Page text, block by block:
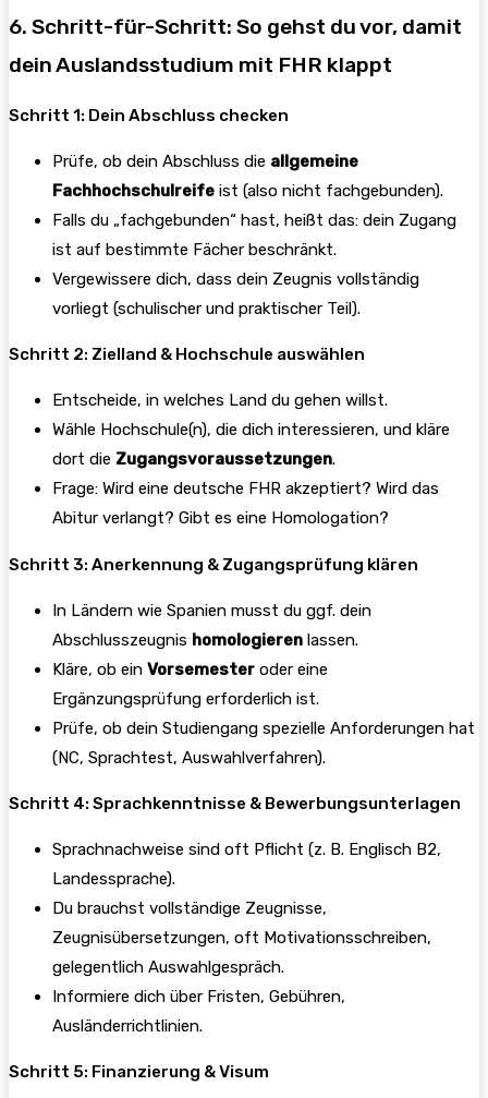
6. Schritt-für-Schritt: So gehst du vor, damit
dein Auslandsstudium mit FHR klappt
Schritt 1: Dein Abschluss checken
Prüfe, ob dein Abschluss die allgemeine
Fachhochschulreife ist (also nicht fachgebunden).
Falls du „fachgebunden“ hast, heißt das: dein Zugang
ist auf bestimmte Fächer beschränkt.
Vergewissere dich, dass dein Zeugnis vollständig
vorliegt (schulischer und praktischer Teil).
Schritt 2: Zielland & Hochschule auswählen
Entscheide, in welches Land du gehen willst.
Wähle Hochschule(n), die dich interessieren, und kläre
dort die Zugangsvoraussetzungen.
Frage: Wird eine deutsche FHR akzeptiert? Wird das
Abitur verlangt? Gibt es eine Homologation?
Schritt 3: Anerkennung & Zugangsprüfung klären
In Ländern wie Spanien musst du ggf. dein
Abschlusszeugnis homologieren lassen.
Kläre, ob ein Vorsemester oder eine
Ergänzungsprüfung erforderlich ist.
Prüfe, ob dein Studiengang spezielle Anforderungen hat
(NC, Sprachtest, Auswahlverfahren).
Schritt 4: Sprachkenntnisse & Bewerbungsunterlagen
Sprachnachweise sind oft Pflicht (z. B. Englisch B2,
Landessprache).
Du brauchst vollständige Zeugnisse,
Zeugnisübersetzungen, oft Motivationsschreiben,
gelegentlich Auswahlgespräch.
Informiere dich über Fristen, Gebühren,
Ausländerrichtlinien.
Schritt 5: Finanzierung & Visum